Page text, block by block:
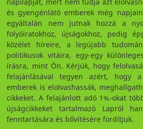
és gyengénlátó emberek még
egyáltalán nem jutnak hozzá a
folyóiratokhoz, újságokhoz, pedig
közélet híreire, a legújabb
politikusok vitáira, egy-egy
írásra, mint Ön. Kérjük, hogy
felajánlásával tegyen azért, hogy
emberek is elolvashassák,
cikkeket. A felajánlott adó 1%-okat
újságcikkeket tartalmazó Lapról
fenntartására és bővítésére fordítjuk.